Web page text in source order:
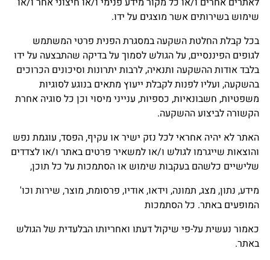
שימוש בשירותים אשר מוצגים על ידו.
בכל קבלת החלטת השקעה במסגרת הפנית פרטי המשתמש
לגופים הפיננסיים, על הגולש לסמוך על בדיקה שהתבצעה על ידו
בלבד אודות ההשקעה ותנאיה, לרבות יתרונות וסיכונים הכרוכים
בהשקעה, ועליו לפנות לקבלת ייעוץ מתאים בנוגע לסוגיות
משפטיות, חשבונאיות, כספיות, ענייני מיסוי וכן כל סוגיה אחרת
הקשורה לביצוע ההשקעה.
האתר לא יהיה אחראי לכל נזק ישיר או עקיף, הפסד, עוגמת נפש
והוצאות שייגרמו לגולש ו/או למשאיר פרטים באתר ו/או לצדדים
שלישיים כלשהם בעקבות שימוש או הסתמכות על כל תוכן,
מידע, נתון, מצג, תמונה, וידאו, אודיו, פרסומת, מוצר, שירות וכו'
המופעים באתר. כל הסתמכות
כאמור נעשית על-פי שיקול דעתו ואחריותו הבלעדית של הגולש
באתר.